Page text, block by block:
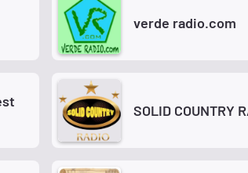
verde radio.com
SOLID COUNTRY